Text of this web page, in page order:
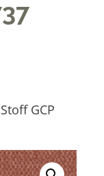
GCP